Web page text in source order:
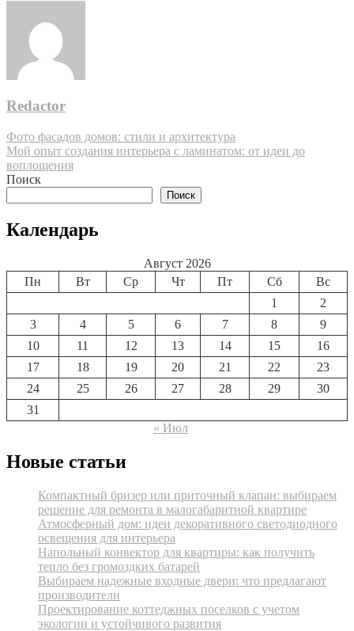
Redactor
Навигация
по
записям
Фото фасадов домов: стили и архитектура
Мой опыт создания интерьера с ламинатом: от идеи до
воплощения
Поиск
Поиск
Календарь
Август 2026
Пн
Вт Ср Чт Пт Сб
Вс
1
2
3
4 5 6 7 8
9
10
11 12 13 14 15
16
17
18 19 20 21 22
23
24
25 26 27 28 29
30
31
« Июл
Новые статьи
Компактный бризер или приточный клапан: выбираем
решение для ремонта в малогабаритной квартире
Атмосферный дом: идеи декоративного светодиодного
освещения для интерьера
Напольный конвектор для квартиры: как получить
тепло без громоздких батарей
Выбираем надежные входные двери: что предлагают
производители
Проектирование коттеджных поселков с учетом
экологии и устойчивого развития